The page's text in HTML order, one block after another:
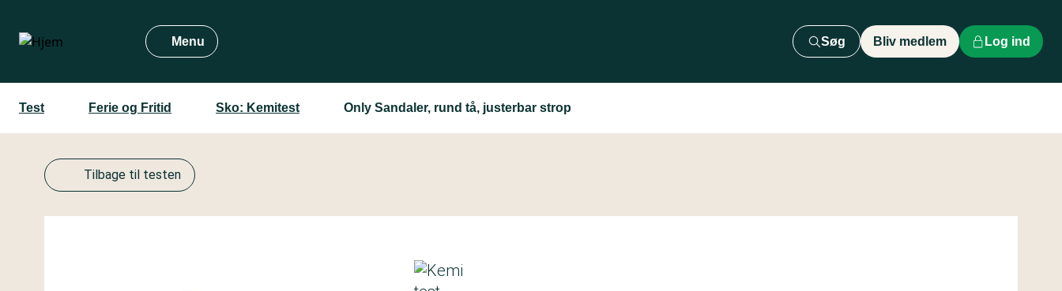
hovedindhold
Menu Søg Bliv medlem Log ind
Test Ferie og Fritid Sko: Kemitest Only Sandaler, rund tå, justerbar strop
Tilbage til testen